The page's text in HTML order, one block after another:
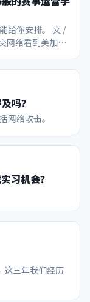
根源破解 然后我
包括：王虹教
大语言模型和图
开始怀疑我大
Gemini如果没
我看起来像是懂
本文可能只有发
看没有教育资源
果。 声明：
法进行事实核查
人和AI可能的认
阅读万字长文之
请用文科生可
谷猜想探讨了一
零的奇观。而
空间中无法无限
。 怎么画才能让
没有直观展示？
，以及将形状
同时紧贴桌面完
面积最小的挂谷
了有限次的“障
给你安排。 文 /
网络看到美加墨
际足联对主办方
是现场观赛的球
拿大传过来的山
最差的城市。即
8万个球迷填得
坛明星，加上特
牛票价最低还要
方转售平台上甚
办了“中场
斯汀·比伯同台
超出赛事规定，
造门票和电视直
赛事——NBA的
借官方认证和颁
金色荣耀，分享
价不菲，7月16
球迷发售的
元，这种创收手
吗？
网络攻击。
习机会？
这三年我们经历